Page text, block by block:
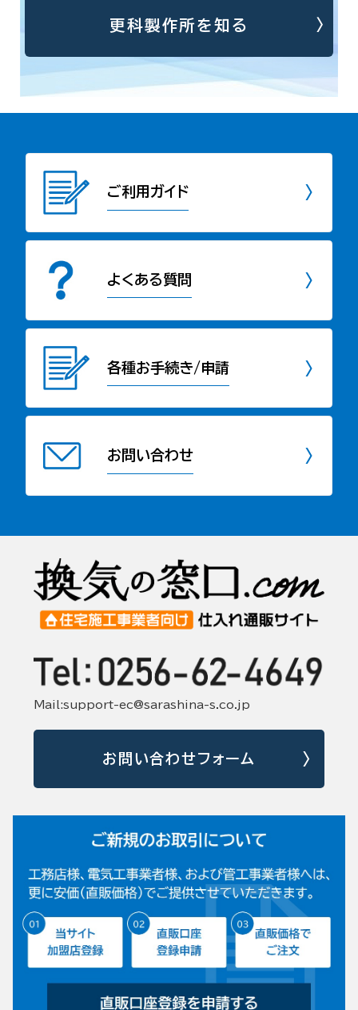
更科製作所を知る
ご利用ガイド
よくある質問
各種お手続き/申請
お問い合わせ
Mail:support-ec@sarashina-s.co.jp
お問い合わせフォーム